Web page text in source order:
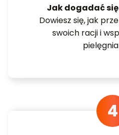
Jak dogadać
Dowiesz się, jak
swoich racji i